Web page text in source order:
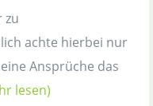
zu
achte hierbei nur
Ansprüche das
lesen)